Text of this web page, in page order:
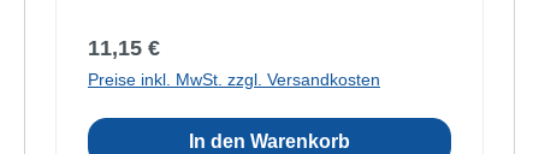
Regulärer Preis:
11,15 €
Preise inkl. MwSt. zzgl. Versandkosten
In den Warenkorb